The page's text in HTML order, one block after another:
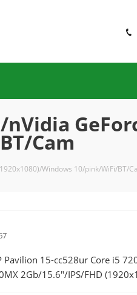
Cam
Windows 10/pink/WiFi/BT/
Pavilion 15-cc528ur Core i5
2Gb/15.6"/IPS/FHD